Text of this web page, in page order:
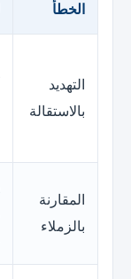
الخطأ
التهديد
بالاستقالة
المقارنة
بالزملاء